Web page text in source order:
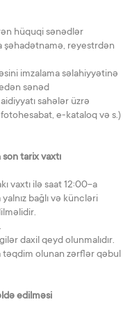
hüquqi sənədlər
şəhadətnamə, reyestrdən
imzalama səlahiyyətinə
sənəd
sahələr üzrə
e-kataloq və s.)
tarix vaxtı
vaxtı ilə saat 12:00-a
bağlı və küncləri
daxil qeyd olunmalıdır.
olunan zərflər qəbul
edilməsi